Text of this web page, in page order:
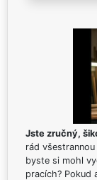
Jste zručný,
rád
byste si mohl
pracích? Pokud